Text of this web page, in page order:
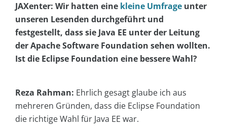
JAXenter: Wir hatten eine kleine Umfrage unter
unseren Lesenden durchgeführt und
festgestellt, dass sie Java EE unter der Leitung
der Apache Software Foundation sehen wollten.
Ist die Eclipse Foundation eine bessere Wahl?
Reza Rahman: Ehrlich gesagt glaube ich aus
mehreren Gründen, dass die Eclipse Foundation
die richtige Wahl für Java EE war.